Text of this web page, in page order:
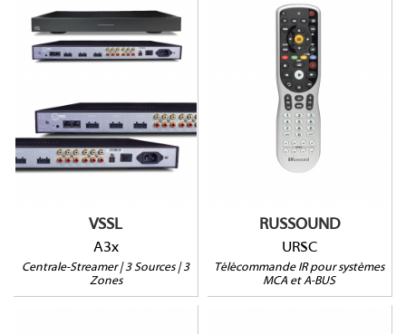
VSSL
A3x
Centrale-Streamer | 3 Sources | 3
Zones
A3x
musicale
50W@8Ω | 75W@4Ω
IN/OUT RCA stéréo,
optique et coaxiale
DLNA, AirPlay 2,
RUSSOUND
URSC
Télécommande IR pour systèmes
MCA et A-BUS
URSC
Pour MCA et A-BUS